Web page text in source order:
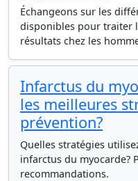
Échangeons sur les
disponibles pour traiter
résultats chez les
Infarctus du
les meilleures
prévention?
Quelles stratégies
infarctus du myocarde?
recommandations.